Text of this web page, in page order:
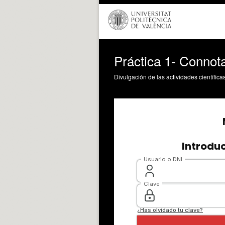
Práctica 1-
Divulgación de las actividades